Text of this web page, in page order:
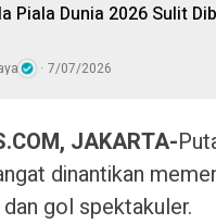
Piala Dunia 2026 Sulit
7/07/2026
JAKARTA-
dinantikan
gol spektakuler.